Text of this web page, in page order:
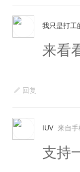
我只是打工
来看
回复
IUV 来自
支持